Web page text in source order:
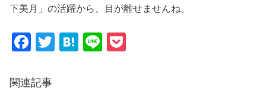
下美月」の活躍から、目が離せませんね。
F
c
T
H
Li
関連記事